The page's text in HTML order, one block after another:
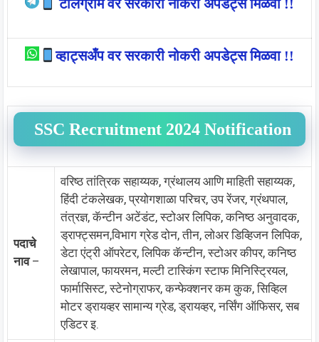
टेलिग्राम वर सरकारी नोकरी अपडेट्स मिळवा !!
व्हाट्सअँप वर सरकारी नोकरी अपडेट्स मिळवा !!
SSC Recruitment 2024 Notification
पदाचे
नाव–
वरिष्ठ तांत्रिक सहाय्यक, ग्रंथालय आणि माहिती सहाय्यक,
हिंदी टंकलेखक, प्रयोगशाळा परिचर, उप रेंजर, ग्रंथपाल,
तंत्रज्ञ, कॅन्टीन अटेंडंट, स्टोअर लिपिक, कनिष्ठ अनुवादक,
ड्राफ्ट्समन,विभाग ग्रेड दोन, तीन, लोअर डिव्हिजन लिपिक,
डेटा एंट्री ऑपरेटर, लिपिक कॅन्टीन, स्टोअर कीपर, कनिष्ठ
लेखापाल, फायरमन, मल्टी टास्किंग स्टाफ मिनिस्ट्रियल,
फार्मासिस्ट, स्टेनोग्राफर, कन्फेक्शनर कम कुक, सिव्हिल
मोटर ड्रायव्हर सामान्य ग्रेड, ड्रायव्हर, नर्सिंग ऑफिसर, सब
एडिटर इ.